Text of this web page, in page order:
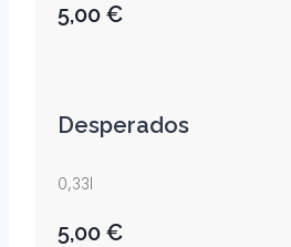
5,00 €
Desperados
0,33l
5,00 €